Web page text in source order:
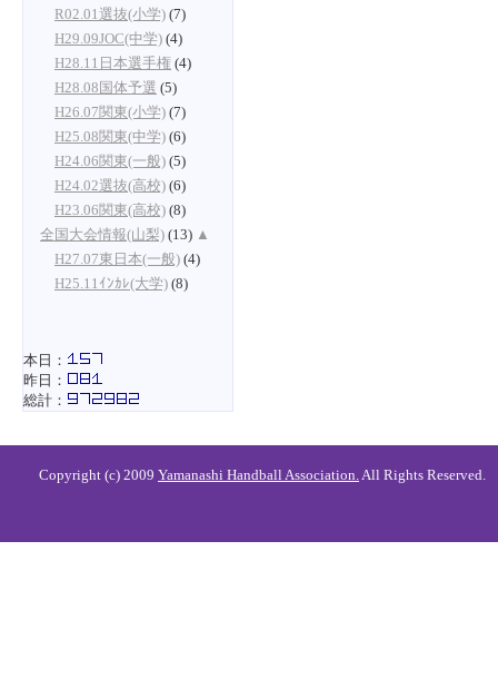
R02.01選抜(小学) (7)
H29.09JOC(中学) (4)
H28.11日本選手権 (4)
H28.08国体予選 (5)
H26.07関東(小学) (7)
H25.08関東(中学) (6)
H24.06関東(一般) (5)
H24.02選抜(高校) (6)
H23.06関東(高校) (8)
全国大会情報(山梨) (13) ▲
H27.07東日本(一般) (4)
H25.11ｲﾝｶﾚ(大学) (8)
本日：
昨日：
総計：
Copyright (c) 2009 Yamanashi Handball Association.All Rights Reserved.